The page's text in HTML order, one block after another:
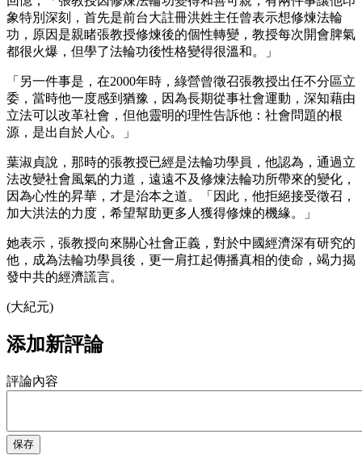
象特別深刻，首先是前台大註冊洪姓主任曾表示想修煉法輪
功，原因是親睹張教授修煉後的個性轉變，教授每次開會脾氣
都很火爆，但學了法輪功後性格變得很溫和。」
「另一件事是，在2000年時，綠營曾徵召張教授出任不分區立
委，當時他一度感到猶豫，因為長期從事社會運動，深知藉由
立法可以改革社會，但他靈明的理性告訴他：社會問題的根
源，是出自於人心。」
葉淑貞說，那時的張教授已經是法輪功學員，他認為，通過立
法改變社會風氣的力道，遠遠不及修煉法輪功所帶來的變化，
因為心性的昇華，才是治本之道。「因此，他拒絕接受徵召，
加大洪法的力度，希望幫助更多人獲得修煉的機緣。」
她表示，張教授向來關心社會正義，對於中國經濟深有研究的
他，成為法輪功學員後，更一肩扛起傳播真相的使命，竭力揭
發中共的經濟謊言。
(大紀元)
添加新評論
評論內容
保存